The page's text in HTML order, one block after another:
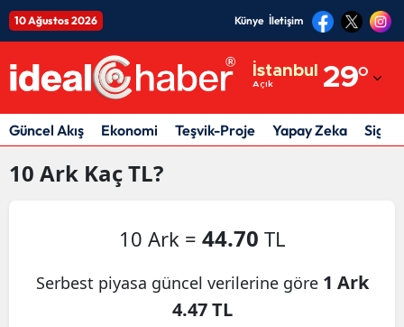
10 Ağustos 2026 Künye İletişim
İstanbul
Açık 29°
Adıyaman
Afyonkarahisar
Ankara
Antalya
Güncel Akış Ekonomi Teşvik-Proje Yapay Zeka
10 Ark Kaç TL?
10 Ark = 44.70 TL
Serbest piyasa güncel verilerine göre 1 Ark
4.47 TL